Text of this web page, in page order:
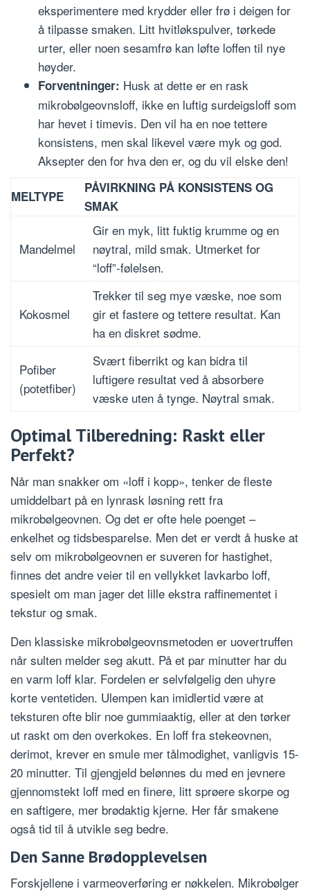
eksperimentere med krydder eller frø i deigen for
å tilpasse smaken. Litt hvitløkspulver, tørkede
urter, eller noen sesamfrø kan løfte loffen til nye
høyder.
Forventninger: Husk at dette er en rask
mikrobølgeovnsloff, ikke en luftig surdeigsloff som
har hevet i timevis. Den vil ha en noe tettere
konsistens, men skal likevel være myk og god.
Aksepter den for hva den er, og du vil elske den!
MELTYPE
PÅVIRKNING PÅ KONSISTENS OG
SMAK
Mandelmel
Gir en myk, litt fuktig krumme og en
nøytral, mild smak. Utmerket for
“loff”-følelsen.
Kokosmel
Trekker til seg mye væske, noe som
gir et fastere og tettere resultat. Kan
ha en diskret sødme.
Pofiber
(potetfiber)
Svært fiberrikt og kan bidra til
luftigere resultat ved å absorbere
væske uten å tynge. Nøytral smak.
Optimal Tilberedning: Raskt eller
Perfekt?
Når man snakker om «loff i kopp», tenker de fleste
umiddelbart på en lynrask løsning rett fra
mikrobølgeovnen. Og det er ofte hele poenget –
enkelhet og tidsbesparelse. Men det er verdt å huske at
selv om mikrobølgeovnen er suveren for hastighet,
finnes det andre veier til en vellykket lavkarbo loff,
spesielt om man jager det lille ekstra raffinementet i
tekstur og smak.
Den klassiske mikrobølgeovnsmetoden er uovertruffen
når sulten melder seg akutt. På et par minutter har du
en varm loff klar. Fordelen er selvfølgelig den uhyre
korte ventetiden. Ulempen kan imidlertid være at
teksturen ofte blir noe gummiaaktig, eller at den tørker
ut raskt om den overkokes. En loff fra stekeovnen,
derimot, krever en smule mer tålmodighet, vanligvis 15-
20 minutter. Til gjengjeld belønnes du med en jevnere
gjennomstekt loff med en finere, litt sprøere skorpe og
en saftigere, mer brødaktig kjerne. Her får smakene
også tid til å utvikle seg bedre.
Den Sanne Brødopplevelsen
Forskjellene i varmeoverføring er nøkkelen. Mikrobølger